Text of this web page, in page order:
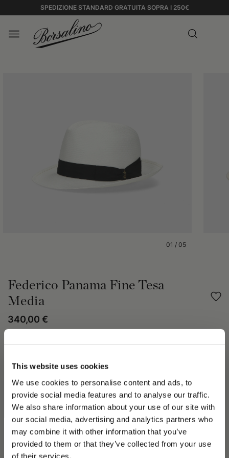
This website uses cookies
We use cookies to personalise content and ads, to
provide social media features and to analyse our traffic.
We also share information about your use of our site with
our social media, advertising and analytics partners who
may combine it with other information that you’ve
provided to them or that they’ve collected from your use
of their services.
SPEDIZIONE STANDARD GRATUITA SOPRA I 250€
PLEASE CHOOSE YOUR COUNTRY
We detected that you are browsing from United States, do
01 / 05
Federico Panama Fine Tesa
Media
340,00 €
Condividi
Il cappello Federico Panama fine è ottenuto dall’intreccio a
mano delle fibre più sottili della palma Carludovica Palmata,
conosciuta come paja toquilla.
Questa lavorazione garantisce una trama sottile, uniforme,
leggera e resistente.
Il modello presenta una tesa media di circa 6 cm.